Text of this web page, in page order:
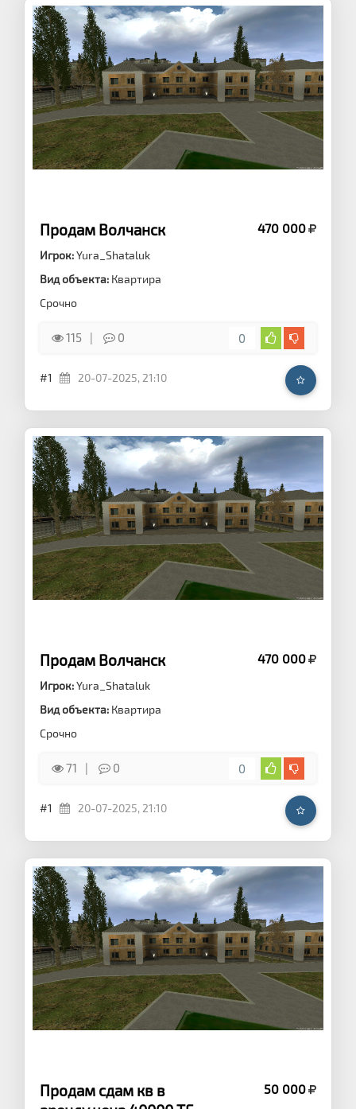
Продам Волчанск 470 000
Игрок:Yura_Shataluk
Вид объекта: Квартира
Срочно
115 0 0
#1 20-07-2025, 21:10
Продам Волчанск 470 000
Игрок:Yura_Shataluk
Вид объекта: Квартира
Срочно
71 0 0
#1 20-07-2025, 21:10
Продам сдам кв в
50 000